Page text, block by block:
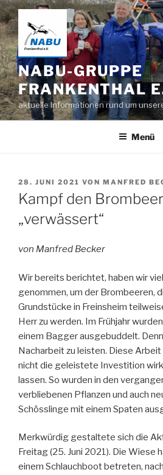
Zum
Inhalt
springen
NABU-GRUPPE
FRANKENTHAL
aktuelle Informationen rund um
Menü
VERÖFFENTLICHT
AM
28. JUNI 2021 VON MANFRED
Kampf den
„verwässert“
von Manfred Becker
Wir bereits berichtet, haben wir
genommen, um der Brombeeren,
Grundstücke in Freinsheim
Herr zu werden. Im Frühjahr
einem Bagger ausgebuddelt.
Nacharbeit zu leisten. Diese
nicht die geleistete Investition
lassen. So wurden in den
verbliebenen Pflanzen und auch
Schösslinge mit einem Spaten
Merkwürdig gestaltete sich die
Freitag (25. Juni 2021). Die Wiese
einem Schlauchboot betreten,